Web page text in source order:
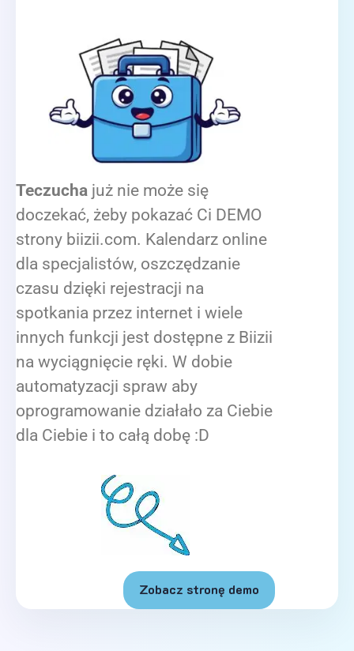
Teczucha już nie może się
doczekać, żeby pokazać Ci DEMO
strony biizii.com. Kalendarz online
dla specjalistów, oszczędzanie
czasu dzięki rejestracji na
spotkania przez internet i wiele
innych funkcji jest dostępne z Biizii
na wyciągnięcie ręki. W dobie
automatyzacji spraw aby
oprogramowanie działało za Ciebie
dla Ciebie i to całą dobę :D
Zobacz stronę demo